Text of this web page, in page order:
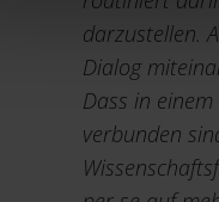
darzustellen.
Dialog
Dass in
verbunden